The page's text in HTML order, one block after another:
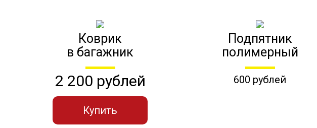
Коврик
в багажник
2 200 рублей
Купить
Подпятник
полимерный
600 рублей